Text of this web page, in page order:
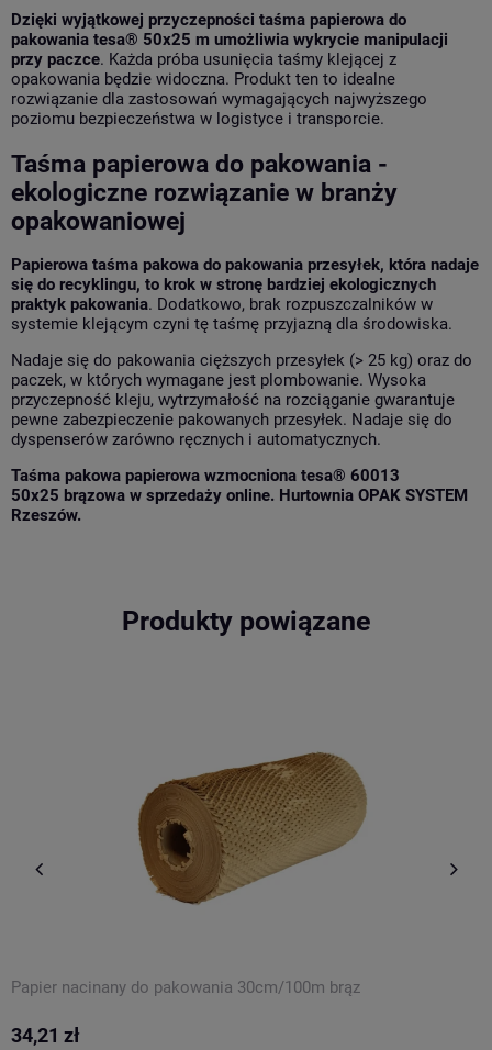
Dzięki wyjątkowej przyczepności taśma papierowa do
pakowania tesa® 50x25 m umożliwia wykrycie manipulacji
przy paczce. Każda próba usunięcia taśmy klejącej z
opakowania będzie widoczna. Produkt ten to idealne
rozwiązanie dla zastosowań wymagających najwyższego
poziomu bezpieczeństwa w logistyce i transporcie.
Taśma papierowa do pakowania -
ekologiczne rozwiązanie w branży
opakowaniowej
Papierowa taśma pakowa do pakowania przesyłek, która nadaje
się do recyklingu, to krok w stronę bardziej ekologicznych
praktyk pakowania. Dodatkowo, brak rozpuszczalników w
systemie klejącym czyni tę taśmę przyjazną dla środowiska.
Nadaje się do pakowania cięższych przesyłek (> 25 kg) oraz do
paczek, w których wymagane jest plombowanie. Wysoka
przyczepność kleju, wytrzymałość na rozciąganie gwarantuje
pewne zabezpieczenie pakowanych przesyłek. Nadaje się do
dyspenserów zarówno ręcznych i automatycznych.
Taśma pakowa papierowa wzmocniona tesa® 60013
50x25 brązowa w sprzedaży online. Hurtownia OPAK SYSTEM
Rzeszów.
Produkty powiązane
Papier nacinany do pakowania 30cm/100m brąz
34,21 zł